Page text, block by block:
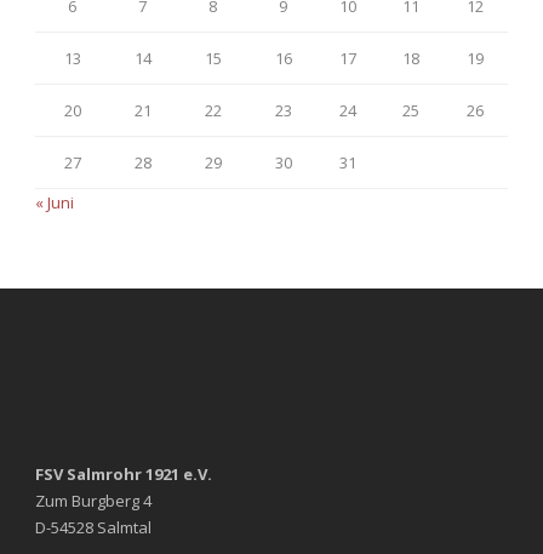
6 7 8 9 10 11 12
13 14 15 16 17 18 19
20 21 22 23 24 25 26
27 28 29 30
31
« Juni
FSV Salmrohr 1921 e.V.
Zum Burgberg 4
D-54528 Salmtal